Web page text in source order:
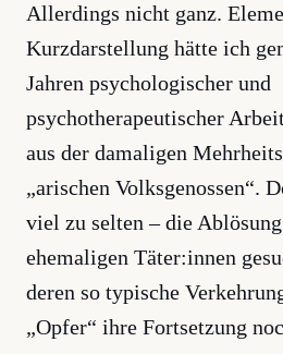
Allerdings nicht ganz.
Kurzdarstellung hätte ich
Jahren psychologischer und
psychotherapeutischer
aus der damaligen
„arischen Volksgenossen“.
viel zu selten – die
ehemaligen Täter:innen
deren so typische
„Opfer“ ihre Fortsetzung